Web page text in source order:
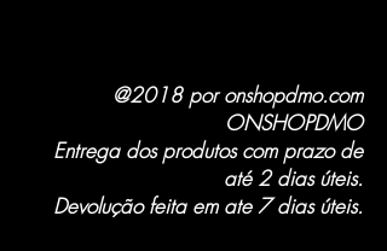
@2018 por onshopdmo.com
ONSHOPDMO
Entrega dos produtos com prazo de
até 2 dias úteis.
Devolução feita em ate 7 dias úteis.